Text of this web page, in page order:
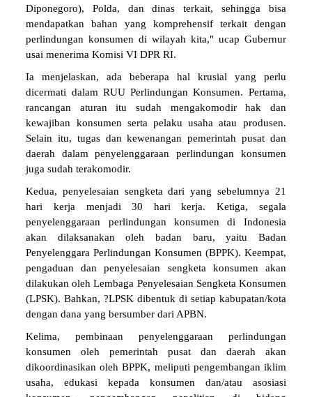
Diponegoro), Polda, dan dinas terkait, sehingga bisa
mendapatkan bahan yang komprehensif terkait dengan
perlindungan konsumen di wilayah kita," ucap Gubernur
usai menerima Komisi VI DPR RI.
Ia menjelaskan, ada beberapa hal krusial yang perlu
dicermati dalam RUU Perlindungan Konsumen. Pertama,
rancangan aturan itu sudah mengakomodir hak dan
kewajiban konsumen serta pelaku usaha atau produsen.
Selain itu, tugas dan kewenangan pemerintah pusat dan
daerah dalam penyelenggaraan perlindungan konsumen
juga sudah terakomodir.
Kedua, penyelesaian sengketa dari yang sebelumnya 21
hari kerja menjadi 30 hari kerja. Ketiga, segala
penyelenggaraan perlindungan konsumen di Indonesia
akan dilaksanakan oleh badan baru, yaitu Badan
Penyelenggara Perlindungan Konsumen (BPPK). Keempat,
pengaduan dan penyelesaian sengketa konsumen akan
dilakukan oleh Lembaga Penyelesaian Sengketa Konsumen
(LPSK). Bahkan, ?LPSK dibentuk di setiap kabupatan/kota
dengan dana yang bersumber dari APBN.
Kelima, pembinaan penyelenggaraan perlindungan
konsumen oleh pemerintah pusat dan daerah akan
dikoordinasikan oleh BPPK, meliputi pengembangan iklim
usaha, edukasi kepada konsumen dan/atau asosiasi